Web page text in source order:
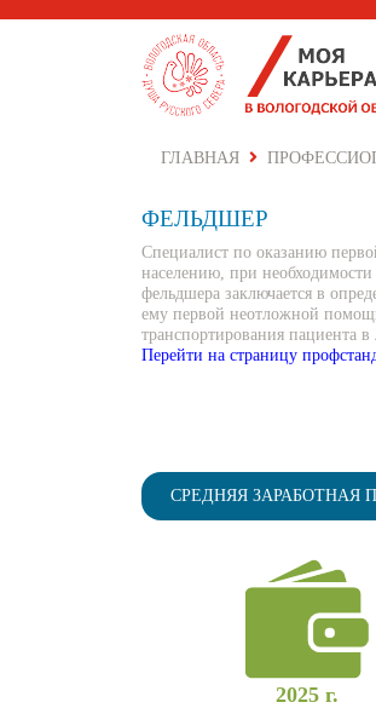
ГЛАВНАЯ
ФЕЛЬДШЕР
Специалист по оказанию
населению, при необходимости
фельдшера заключается в
ему первой неотложной
транспортирования пациента
Перейти на страницу
СРЕДНЯЯ ЗАРАБОТНАЯ
2025 г.